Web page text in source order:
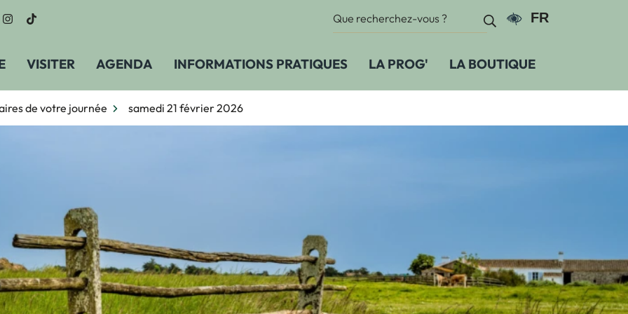
vers le compte Facebook
Lien vers le compte Instagram
Lien vers le compte TikTok
Recherche :
RechercheParamètres
FR
VISITER AGENDA INFORMATIONS PRATIQUES LA PROG' LA BOUTIQUE
de votre journée samedi 21 février 2026